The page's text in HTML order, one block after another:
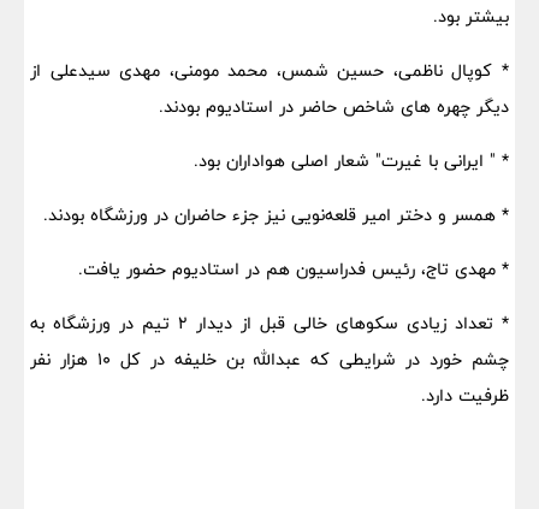
بیشتر بود.
* کوپال ناظمی، حسین شمس، محمد مومنی، مهدی سیدعلی از
دیگر چهره های شاخص حاضر در استادیوم بودند.
* " ایرانی با غیرت" شعار اصلی هواداران بود.
* همسر و دختر امیر قلعه‌نویی نیز جزء حاضران در ورزشگاه بودند.
* مهدی تاج، رئیس فدراسیون هم در استادیوم حضور یافت.
* تعداد زیادی سکوهای خالی قبل از دیدار ۲ تیم در ورزشگاه به
چشم خورد در شرایطی که عبدالله بن خلیفه در کل ۱۰ هزار نفر
ظرفیت دارد.